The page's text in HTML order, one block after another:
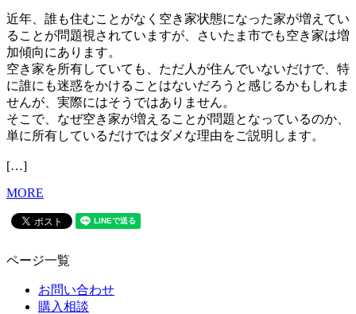
近年、誰も住むことがなく空き家状態になった家が増えてい
ることが問題視されていますが、さいたま市でも空き家は増
加傾向にあります。
空き家を所有していても、ただ人が住んでいないだけで、特
に誰にも迷惑をかけることはないだろうと感じるかもしれま
せんが、実際にはそうではありません。
そこで、なぜ空き家が増えることが問題となっているのか、
単に所有しているだけではダメな理由をご説明します。
[…]
MORE
ページ一覧
お問い合わせ
購入相談